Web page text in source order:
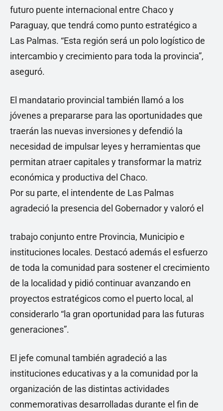
futuro puente internacional entre Chaco y
Paraguay, que tendrá como punto estratégico a
Las Palmas. “Esta región será un polo logístico de
intercambio y crecimiento para toda la provincia”,
aseguró.
El mandatario provincial también llamó a los
jóvenes a prepararse para las oportunidades que
traerán las nuevas inversiones y defendió la
necesidad de impulsar leyes y herramientas que
permitan atraer capitales y transformar la matriz
económica y productiva del Chaco.
Por su parte, el intendente de Las Palmas
agradeció la presencia del Gobernador y valoró el
trabajo conjunto entre Provincia, Municipio e
instituciones locales. Destacó además el esfuerzo
de toda la comunidad para sostener el crecimiento
de la localidad y pidió continuar avanzando en
proyectos estratégicos como el puerto local, al
considerarlo “la gran oportunidad para las futuras
generaciones”.
El jefe comunal también agradeció a las
instituciones educativas y a la comunidad por la
organización de las distintas actividades
conmemorativas desarrolladas durante el fin de